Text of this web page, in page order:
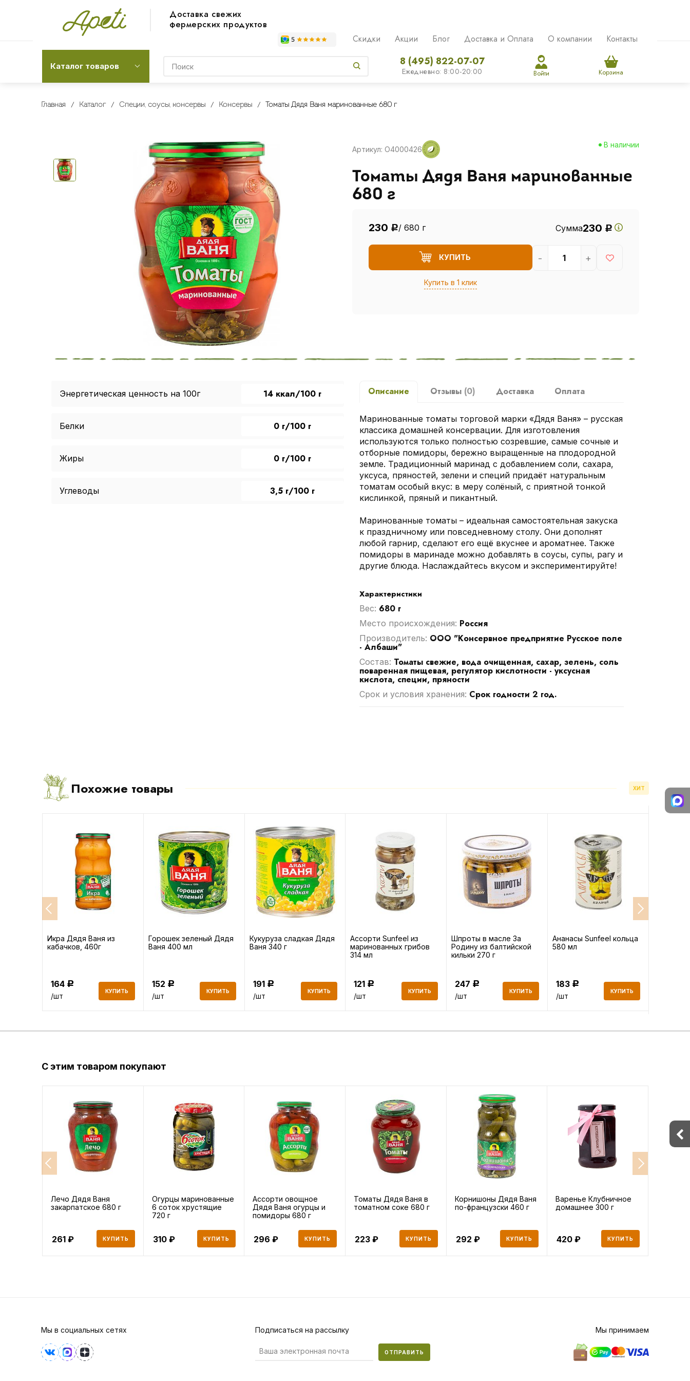
Доставка свежих
фермерских продуктов
Скидки Акции Блог Доставка и Оплата О компании Контакты
Каталог товаров 8 (495) 822-07-07
Ежедневно: 8:00-20:00 Войти Корзина
Главная Каталог Специи, соусы, консервы Консервы Томаты Дядя Ваня маринованные 680 г
Артикул: O4000426
В наличии
Томаты Дядя Ваня маринованные
680 г
230 Р/ 680 г Сумма230 Р
КУПИТЬ
Купить в 1 клик
- +
Энергетическая ценность на 100г 14 ккал/100 г
Белки 0 г/100 г
Жиры 0 г/100 г
Углеводы 3,5 г/100 г
Описание Отзывы (0) Доставка Оплата
Маринованные томаты торговой марки «Дядя Ваня» – русская
классика домашней консервации. Для изготовления
используются только полностью созревшие, самые сочные и
отборные помидоры, бережно выращенные на плодородной
земле. Традиционный маринад с добавлением соли, сахара,
уксуса, пряностей, зелени и специй придаёт натуральным
томатам особый вкус: в меру солёный, с приятной тонкой
кислинкой, пряный и пикантный.
Маринованные томаты – идеальная самостоятельная закуска
к праздничному или повседневному столу. Они дополнят
любой гарнир, сделают его ещё вкуснее и ароматнее. Также
помидоры в маринаде можно добавлять в соусы, супы, рагу и
другие блюда. Наслаждайтесь вкусом и экспериментируйте!
Характеристики
Вес: 680 г
Место происхождения: Россия
Производитель: ООО "Консервное предприятие Русское поле
- Албаши"
Cостав: Томаты свежие, вода очищенная, сахар, зелень, соль
поваренная пищевая, регулятор кислотности - уксусная
кислота, специи, пряности
Срок и условия хранения: Срок годности 2 год.
Похожие товары ХИТ
Икра Дядя Ваня из
кабачков, 460г
164 Р
/шт
КУПИТЬ
Горошек зеленый Дядя
Ваня 400 мл
152 Р
/шт
КУПИТЬ
Кукуруза сладкая Дядя
Ваня 340 г
191 Р
/шт
КУПИТЬ
Ассорти Sunfeel из
маринованных грибов
314 мл
121 Р
/шт
КУПИТЬ
Шпроты в масле За
Родину из балтийской
кильки 270 г
247 Р
/шт
КУПИТЬ
Ананасы Sunfeel кольца
580 мл
183 Р
/шт
КУПИТЬ
С этим товаром покупают
Лечо Дядя Ваня
закарпатское 680 г
261 КУПИТЬ
Огурцы маринованные
6 соток хрустящие
720 г
310 КУПИТЬ
Ассорти овощное
Дядя Ваня огурцы и
помидоры 680 г
296 КУПИТЬ
Томаты Дядя Ваня в
томатном соке 680 г
223 КУПИТЬ
Корнишоны Дядя Ваня
по-французски 460 г
292 КУПИТЬ
Варенье Клубничное
домашнее 300 г
420 КУПИТЬ
Мы в социальных сетях Подписаться на рассылку
ОТПРАВИТЬ
Мы принимаем